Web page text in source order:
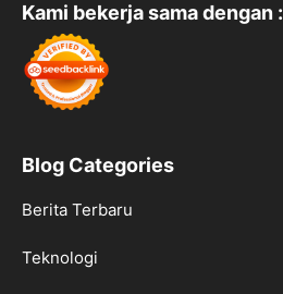
Kami bekerja sama dengan :
Blog Categories
Berita Terbaru
Teknologi